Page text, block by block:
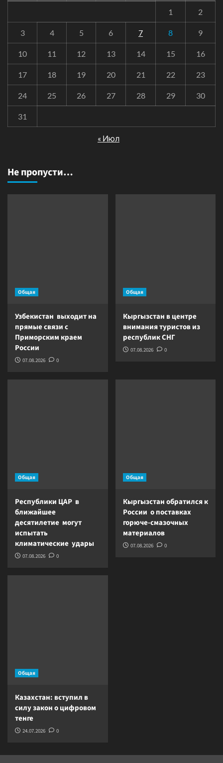
1
2
3 4 5 6 7 8 9
10 11 12 13 14 15 16
17 18 19 20 21 22 23
24 25 26 27 28 29 30
31
« Июл
Не пропусти…
Общая
Узбекистан выходит на
прямые связи с
Приморским краем
России
07.08.2026 0
Общая
Кыргызстан в центре
внимания туристов из
республик СНГ
07.08.2026 0
Общая
Республики ЦАР в
ближайшее
десятилетие могут
испытать
климатические удары
07.08.2026 0
Общая
Кыргызстан обратился к
России о поставках
горюче-смазочных
материалов
07.08.2026 0
Общая
Казахстан: вступил в
силу закон о цифровом
тенге
24.07.2026 0